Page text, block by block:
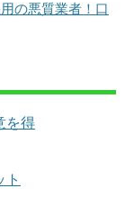
の悪質業者！口
を得
ト